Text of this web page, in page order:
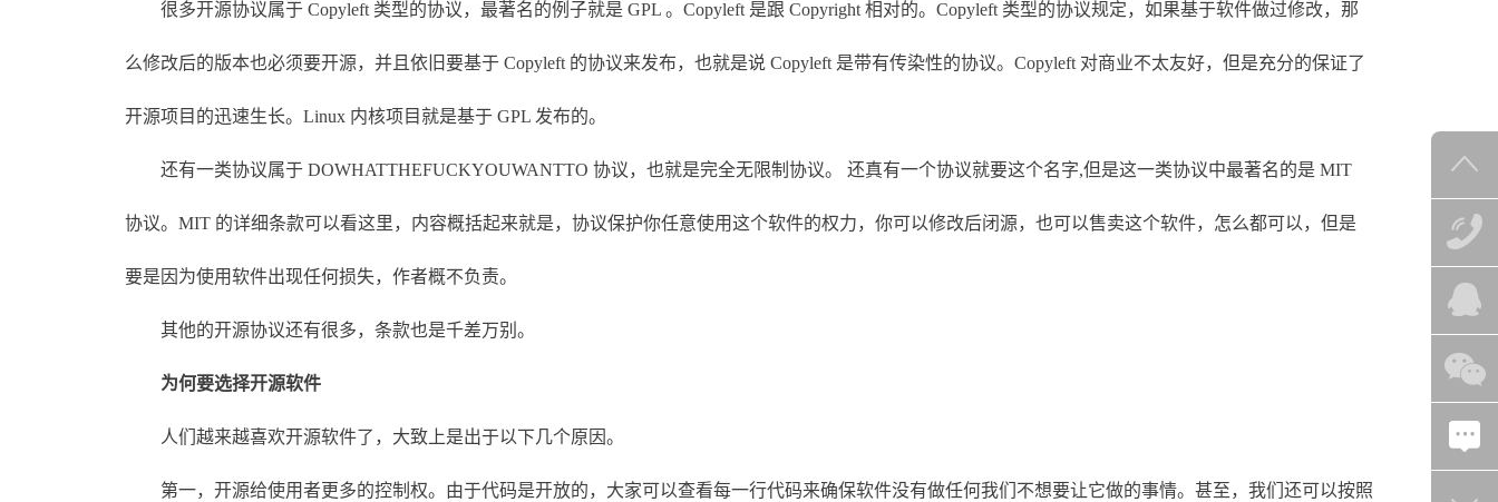
很多开源协议属于 Copyleft 类型的协议，最著名的例子就是 GPL 。Copyleft 是跟 Copyright 相对的。Copyleft 类型的协议规定，如果基于软件做过修改，那
么修改后的版本也必须要开源，并且依旧要基于 Copyleft 的协议来发布，也就是说 Copyleft 是带有传染性的协议。Copyleft 对商业不太友好，但是充分的保证了
开源项目的迅速生长。Linux 内核项目就是基于 GPL 发布的。
还有一类协议属于 DOWHATTHEFUCKYOUWANTTO 协议，也就是完全无限制协议。 还真有一个协议就要这个名字,但是这一类协议中最著名的是 MIT
协议。MIT 的详细条款可以看这里，内容概括起来就是，协议保护你任意使用这个软件的权力，你可以修改后闭源，也可以售卖这个软件，怎么都可以，但是
要是因为使用软件出现任何损失，作者概不负责。
其他的开源协议还有很多，条款也是千差万别。
为何要选择开源软件
人们越来越喜欢开源软件了，大致上是出于以下几个原因。
第一，开源给使用者更多的控制权。由于代码是开放的，大家可以查看每一行代码来确保软件没有做任何我们不想要让它做的事情。甚至，我们还可以按照